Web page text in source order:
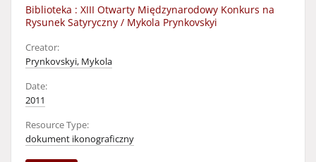
Biblioteka : XIII Otwarty Międzynarodowy Konkurs na
Rysunek Satyryczny / Mykola Prynkovskyi
Creator:
Prynkovskyi, Mykola
Date:
2011
Resource Type:
dokument ikonograficzny